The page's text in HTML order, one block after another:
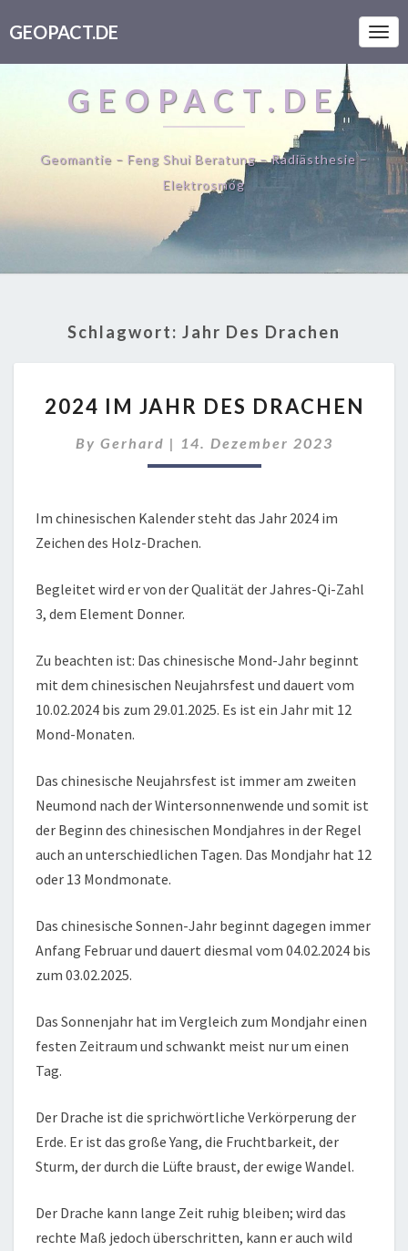
GEOPACT.DE
GEOPACT.DE
Geomantie – Feng Shui Beratung – Radiästhesie –
Elektrosmog
Schlagwort: Jahr Des Drachen
IM
DES
DRACHEN
2024 IM JAHR DES DRACHEN
By Gerhard | 14. Dezember 2023
Im chinesischen Kalender steht das Jahr 2024 im
Zeichen des Holz-Drachen.
Begleitet wird er von der Qualität der Jahres-Qi-Zahl
3, dem Element Donner.
Zu beachten ist: Das chinesische Mond-Jahr beginnt
mit dem chinesischen Neujahrsfest und dauert vom
10.02.2024 bis zum 29.01.2025. Es ist ein Jahr mit 12
Mond-Monaten.
Das chinesische Neujahrsfest ist immer am zweiten
Neumond nach der Wintersonnenwende und somit ist
der Beginn des chinesischen Mondjahres in der Regel
auch an unterschiedlichen Tagen. Das Mondjahr hat 12
oder 13 Mondmonate.
Das chinesische Sonnen-Jahr beginnt dagegen immer
Anfang Februar und dauert diesmal vom 04.02.2024 bis
zum 03.02.2025.
Das Sonnenjahr hat im Vergleich zum Mondjahr einen
festen Zeitraum und schwankt meist nur um einen
Tag.
Der Drache ist die sprichwörtliche Verkörperung der
Erde. Er ist das große Yang, die Fruchtbarkeit, der
Sturm, der durch die Lüfte braust, der ewige Wandel.
Der Drache kann lange Zeit ruhig bleiben; wird das
rechte Maß jedoch überschritten, kann er auch wild